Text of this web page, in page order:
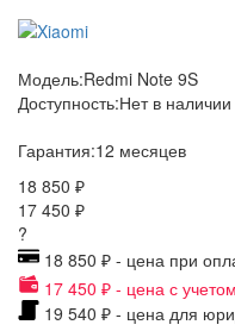
Модель:Redmi Note 9S
Доступность:Нет в наличии
Гарантия:12 месяцев
18 850 ₽
17 450 ₽
?
18 850 ₽ - цена при
17 450 ₽ - цена с
19 540 ₽ - цена для